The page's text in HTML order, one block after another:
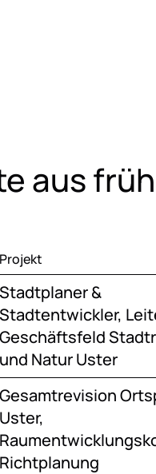
aus
Projekt
Stadtplaner &
Stadtentwickler,
Geschäftsfeld
und Natur Uster
Gesamtrevision
Uster,
Richtplanung